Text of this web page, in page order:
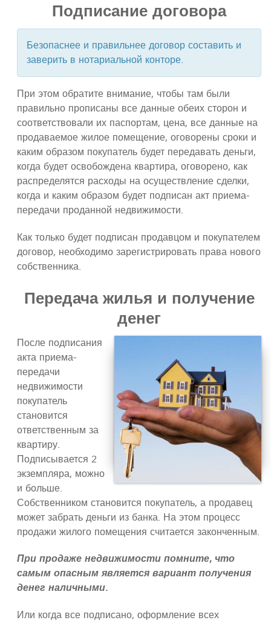
Подписание договора
Безопаснее и правильнее договор составить и
заверить в нотариальной конторе.
При этом обратите внимание, чтобы там были
правильно прописаны все данные обеих сторон и
соответствовали их паспортам, цена, все данные на
продаваемое жилое помещение, оговорены сроки и
каким образом покупатель будет передавать деньги,
когда будет освобождена квартира, оговорено, как
распределятся расходы на осуществление сделки,
когда и каким образом будет подписан акт приема-
передачи проданной недвижимости.
Как только будет подписан продавцом и покупателем
договор, необходимо зарегистрировать права нового
собственника.
Передача жилья и получение
денег
После подписания
акта приема-
передачи
недвижимости
покупатель
становится
ответственным за
квартиру.
Подписывается 2
экземпляра, можно
и больше.
Собственником становится покупатель, а продавец
может забрать деньги из банка. На этом процесс
продажи жилого помещения считается законченным.
При продаже недвижимости помните, что
самым опасным является вариант получения
денег наличными.
Или когда все подписано, оформление всех